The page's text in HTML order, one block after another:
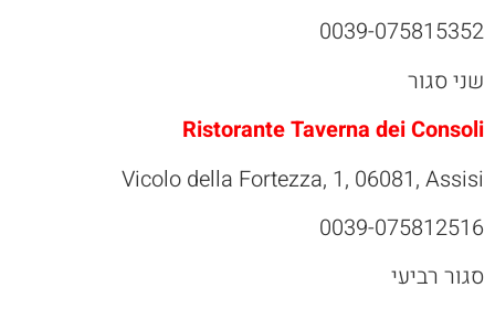
0039-075815352
שני סגור
Ristorante Taverna dei Consoli
Vicolo della Fortezza, 1, 06081, Assisi
0039-075812516
סגור רביעי